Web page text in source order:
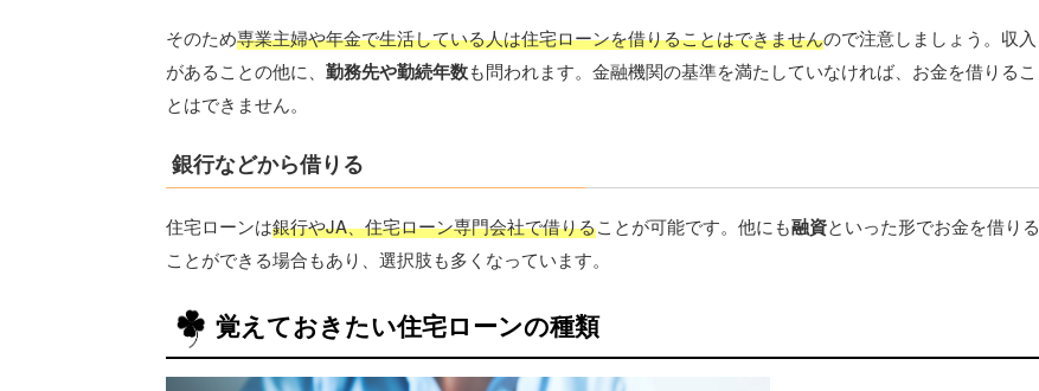
そのため専業主婦や年金で生活している人は住宅ローンを借りることはできませんので注意しましょう。収入
があることの他に、 勤務先や勤続年数も問われます。金融機関の基準を満たしていなければ、お金を借りるこ
とはできません。
銀行などから借りる
住宅ローンは銀行やJA、住宅ローン専門会社で借りることが可能です。他にも融資といった形でお金を借りる
ことができる場合もあり、選択肢も多くなっています。
覚えておきたい住宅ローンの種類